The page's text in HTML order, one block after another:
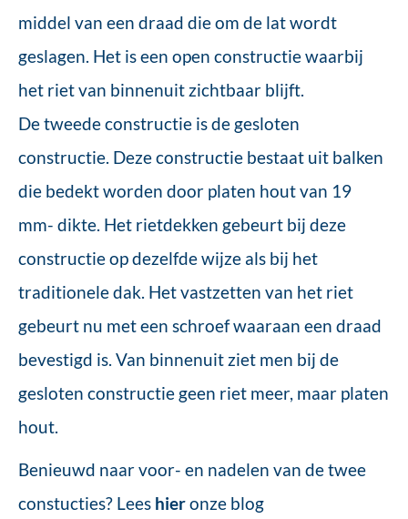
middel van een draad die om de lat wordt
geslagen. Het is een open constructie waarbij
het riet van binnenuit zichtbaar blijft.
De tweede constructie is de gesloten
constructie. Deze constructie bestaat uit balken
die bedekt worden door platen hout van 19
mm- dikte. Het rietdekken gebeurt bij deze
constructie op dezelfde wijze als bij het
traditionele dak. Het vastzetten van het riet
gebeurt nu met een schroef waaraan een draad
bevestigd is. Van binnenuit ziet men bij de
gesloten constructie geen riet meer, maar platen
hout.
Benieuwd naar voor- en nadelen van de twee
constucties? Lees hieronze blog